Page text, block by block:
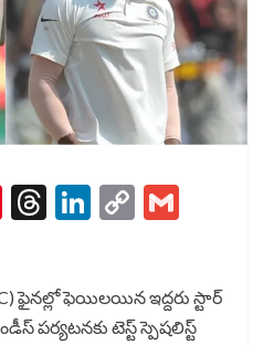
Pinterest
Threads
LinkedIn
Copy
ఫైనల్లో ఫెయిలయిన ఇద్దరు స్టార్
పర్యటనకు టెస్ట్ స్పెషలిస్ట్